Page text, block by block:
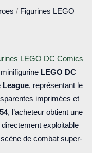
/ Figurines LEGO
LEGO DC Comics
LEGO DC
League, représentant le
imprimées et
, l’acheteur obtient une
exploitable
de combat super-